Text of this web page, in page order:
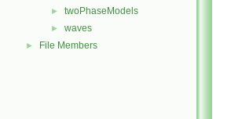
► twoPhaseModels
► waves
► File Members